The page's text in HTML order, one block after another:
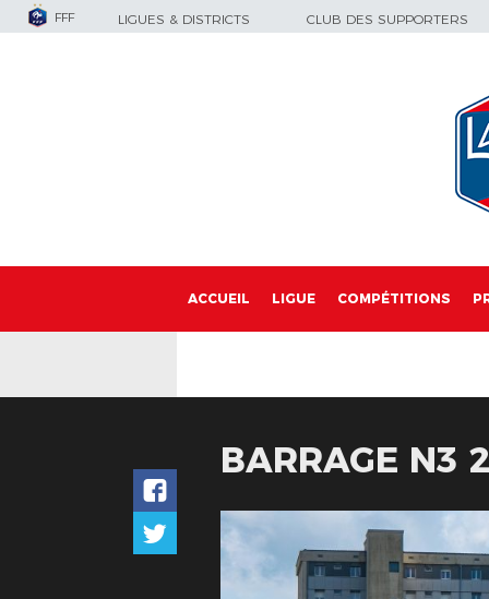
FFF LIGUES & DISTRICTS CLUB DES SUPPORTERS
ACCUEIL LIGUE COMPÉTITIONS
BARRAGE N3